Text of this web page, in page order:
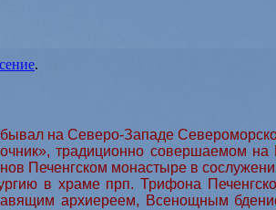
.
на Северо-Западе
традиционно совершаемом
Печенгском монастыре в
в храме прп. Трифона
архиереем, Всенощным